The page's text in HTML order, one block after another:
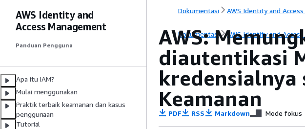
AWS Identity and
Access Management
Panduan Pengguna
Apa itu IAM?
Mulai menggunakan
Praktik terbaik keamanan dan kasus
penggunaan
Tutorial
Dokumentasi AWS Identity and
Dokumentasi AWS Identity and
AWS:
diautentikasi
kredensialnya
Keamanan
PDF RSS Markdown Mode fokus